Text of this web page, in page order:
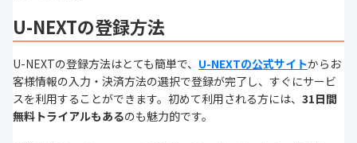
U-NEXTの登録方法
U-NEXTの登録方法はとても簡単で、 U-NEXTの公式サイトからお
客様情報の入力・決済方法の選択で登録が完了し、すぐにサービ
スを利用することができます。初めて利用される方には、 31日間
無料トライアルもあるのも魅力的です。